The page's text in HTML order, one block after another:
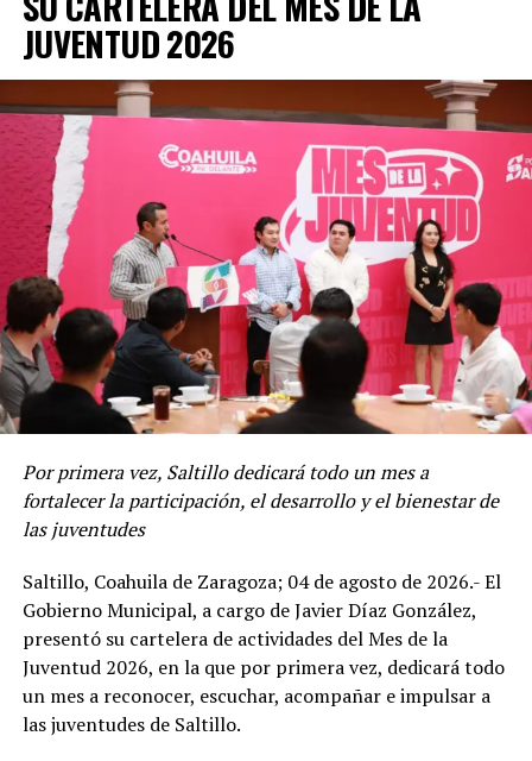
Estas acciones realizadas a través del programa “Aquí
Andamos”, tienen como objetivo incrementar la
seguridad de las familias saltillenses que hacen uso
diario de este puente peatonal, además de disminuir el
riego de proliferación de fauna nociva y lugares de
incubación de larvas de mosquito transmisor de
enfermedades.
Aunado a estos trabajos y para ofrecer espacios públicos
limpios y ordenados para la recreación familiar y
realizó acciones de limpieza general y deshierbe en
plazas públicas por toda la ciudad.
intervinieron en la plaza pública de la colonia Hacienda
el Cortijo, entre las calles Charro y Estribo, al sur de
Saltillo.
Además, cuadrillas de “Aquí Andamos” trabajaron para
mejorar el espacio público de la colonia Miravalle, que se
JUVENTUD 2026
Por primera vez, Saltillo dedicará todo un mes a
fortalecer la participación, el desarrollo y el bienestar de
las juventudes
Saltillo, Coahuila de Zaragoza; 04 de agosto de 2026.- El
Gobierno Municipal, a cargo de Javier Díaz González,
presentó su cartelera de actividades del Mes de la
Juventud 2026, en la que por primera vez, dedicará todo
un mes a reconocer, escuchar, acompañar e impulsar a
las juventudes de Saltillo.